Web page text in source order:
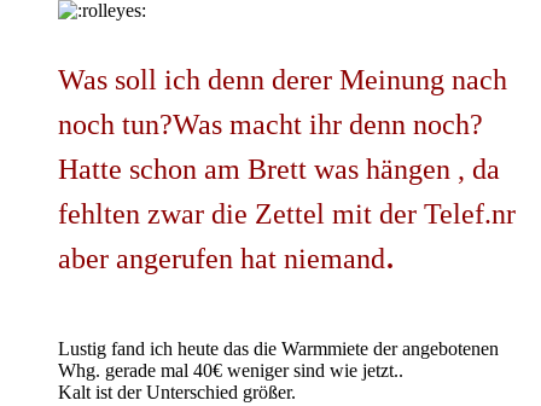
Was soll ich denn derer Meinung nach
noch tun?Was macht ihr denn noch?
Hatte schon am Brett was hängen , da
fehlten zwar die Zettel mit der Telef.nr
aber angerufen hat niemand.
Lustig fand ich heute das die Warmmiete der angebotenen
Whg. gerade mal 40€ weniger sind wie jetzt..
Kalt ist der Unterschied größer.